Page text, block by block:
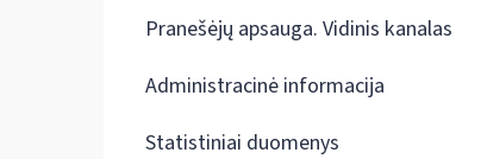
Pranešėjų apsauga. Vidinis kanalas
Administracinė informacija
Statistiniai duomenys